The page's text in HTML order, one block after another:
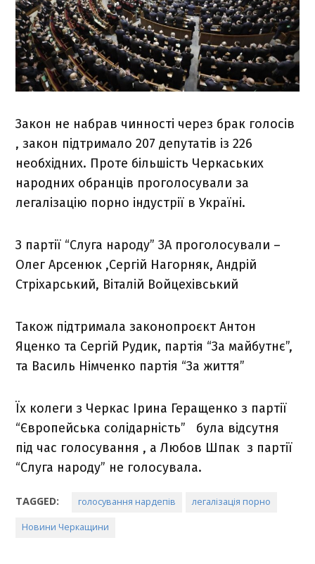
Закон не набрав чинності через брак голосів
, закон підтримало 207 депутатів із 226
необхідних. Проте більшість Черкаських
народних обранців проголосували за
легалізацію порно індустрії в Україні.
З партії “Слуга народу” ЗА проголосували –
Олег Арсенюк ,Сергій Нагорняк, Андрій
Стріхарський, Віталій Войцехівський
Також підтримала законопроєкт Антон
Яценко та Сергій Рудик, партія “За майбутнє”,
та Василь Німченко партія “За життя”
Їх колеги з Черкас Ірина Геращенко з партії
“Європейська солідарність” була відсутня
під час голосування , а Любов Шпак з партії
“Слуга народу” не голосувала.
TAGGED: голосування нардепів легалізація порно
Новини Черкащини